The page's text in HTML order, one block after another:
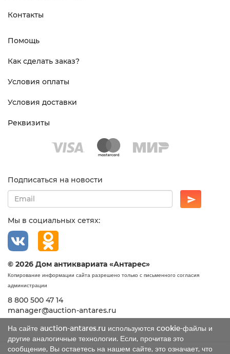
На сайте auction-antares.ru используются cookie-файлы и
другие аналогичные технологии. Если, прочитав это
сообщение, Вы остаетесь на нашем сайте, это означает, что
Контакты
Помощь
Как сделать заказ?
Условия оплаты
Условия доставки
Реквизиты
Подписаться на новости
Мы в социальных сетях:
© 2026 Дом антиквариата «Антарес»
Копирование информации сайта разрешено только с письменного согласия
администрации
8 800 500 47 14
manager@auction-antares.ru